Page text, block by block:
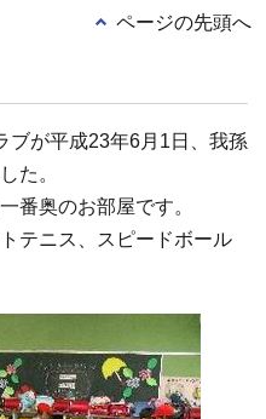
ページの先頭へ
ブが平成23年6月1日、我孫
た。
番奥のお部屋です。
テニス、スピードボール